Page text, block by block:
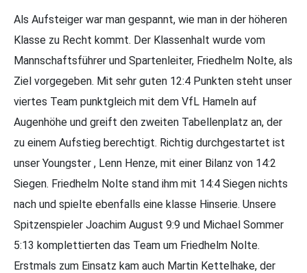
Als Aufsteiger war man gespannt, wie man in der höheren
Klasse zu Recht kommt. Der Klassenhalt wurde vom
Mannschaftsführer und Spartenleiter, Friedhelm Nolte, als
Ziel vorgegeben. Mit sehr guten 12:4 Punkten steht unser
viertes Team punktgleich mit dem VfL Hameln auf
Augenhöhe und greift den zweiten Tabellenplatz an, der
zu einem Aufstieg berechtigt. Richtig durchgestartet ist
unser Youngster , Lenn Henze, mit einer Bilanz von 14:2
Siegen. Friedhelm Nolte stand ihm mit 14:4 Siegen nichts
nach und spielte ebenfalls eine klasse Hinserie. Unsere
Spitzenspieler Joachim August 9:9 und Michael Sommer
5:13 komplettierten das Team um Friedhelm Nolte.
Erstmals zum Einsatz kam auch Martin Kettelhake, der